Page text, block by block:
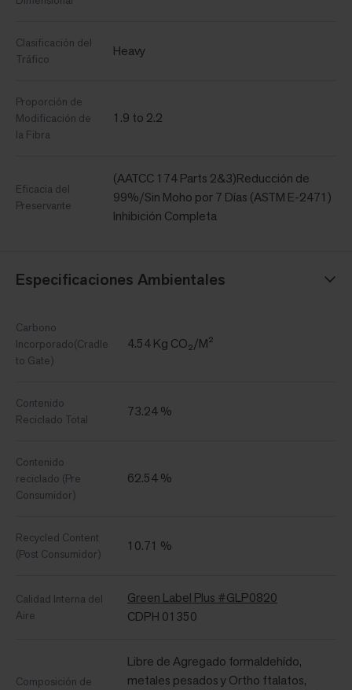
Clasificación del
Tráfico
Heavy
Proporción de
Modificación de
la Fibra
1.9 to 2.2
Eficacia del
Preservante
(AATCC 174 Parts 2&3)Reducción de
99%/Sin Moho por 7 Días (ASTM E-2471)
Inhibición Completa
Especificaciones Ambientales
Carbono
Incorporado(Cradle
to Gate)
4.54 Kg CO₂/M²
Contenido
Reciclado Total
73.24 %
Contenido
reciclado (Pre
Consumidor)
62.54 %
Recycled Content
(Post Consumidor)
10.71 %
Calidad Interna del
Aire
Green Label Plus #GLP0820
CDPH 01350
Composición de
Libre de Agregado formaldehído,
metales pesados ​​y Ortho ftalatos,